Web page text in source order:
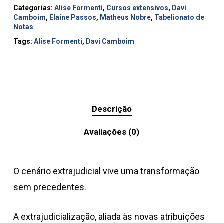
Categorias: Alise Formenti, Cursos extensivos, Davi
Camboim, Elaine Passos, Matheus Nobre, Tabelionato de
Notas
Tags: Alise Formenti, Davi Camboim
Descrição
Avaliações (0)
O cenário extrajudicial vive uma transformação
sem precedentes.
A extrajudicialização, aliada às novas atribuições